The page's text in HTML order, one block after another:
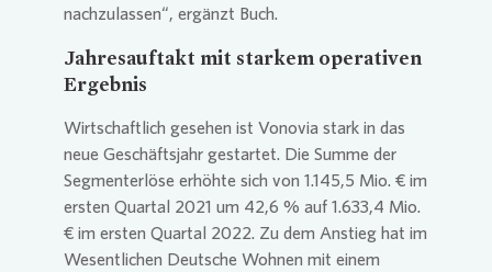
nachzulassen“, ergänzt Buch.
Jahresauftakt mit starkem operativen
Ergebnis
Wirtschaftlich gesehen ist Vonovia stark in das
neue Geschäftsjahr gestartet. Die Summe der
Segmenterlöse erhöhte sich von 1.145,5 Mio. € im
ersten Quartal 2021 um 42,6 % auf 1.633,4 Mio.
€ im ersten Quartal 2022. Zu dem Anstieg hat im
Wesentlichen Deutsche Wohnen mit einem